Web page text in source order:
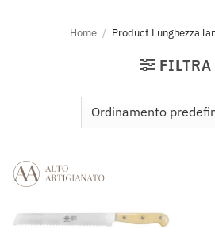
Home / Product Lunghezza
FILTRA